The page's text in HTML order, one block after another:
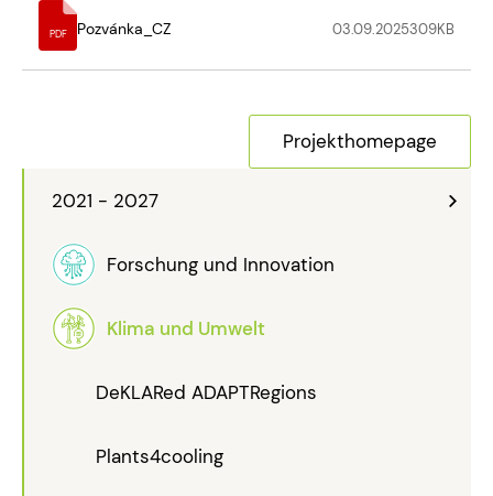
2021 - 2027
Forschung und Innovation
Klima und Umwelt
DeKLARed ADAPTRegions
Plants4cooling
PDF Pozvánka_CZ 03.09.2025309KB
Projekthomepage